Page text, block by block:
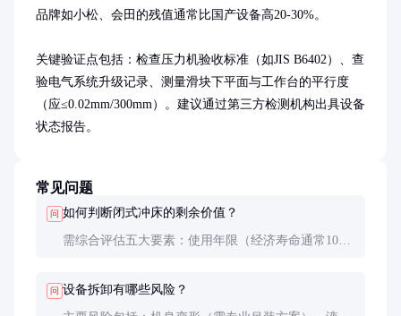
品牌如小松、会田的残值通常比国产设备高20-30%。
关键验证点包括：检查压力机验收标准（如JIS B6402）、查
验电气系统升级记录、测量滑块下平面与工作台的平行度
（应≤0.02mm/300mm）。建议通过第三方检测机构出具设备
状态报告。
常见问题
问 如何判断闭式冲床的剩余价值？
需综合评估五大要素：使用年限（经济寿命通常10-
系统和大修情况）、市场供需（区域产业政策影响
大）。
问 设备拆卸有哪些风险？